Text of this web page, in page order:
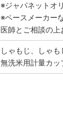
※ジャパネットオ
※ペースメーカー
医師とご相談の上
しゃもじ、しゃも
無洗米用計量カッ